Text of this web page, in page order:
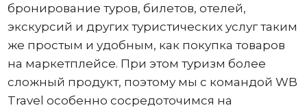
бронирование туров, билетов, отелей,
экскурсий и других туристических услуг таким
же простым и удобным, как покупка товаров
на маркетплейсе. При этом туризм более
сложный продукт, поэтому мы c командой WB
Travel особенно сосредоточимся на